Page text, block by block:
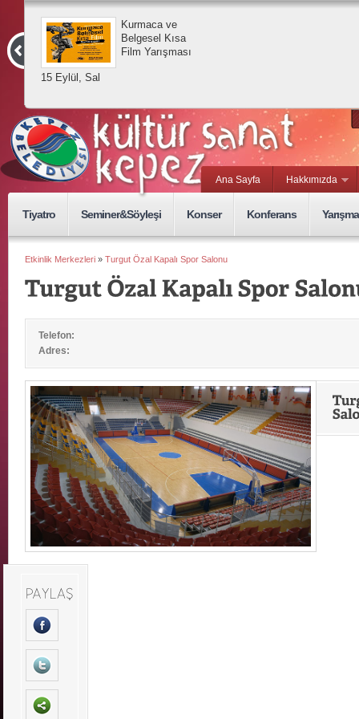
15 Eylül, Sal
Kurmaca ve
Belgesel Kısa
Film Yarışması
Ana Sayfa Hakkımızda
Tiyatro Seminer&Söyleşi Konser Konferans Yarışma
Etkinlik Merkezleri » Turgut Özal Kapalı Spor Salonu
Telefon:
Adres: